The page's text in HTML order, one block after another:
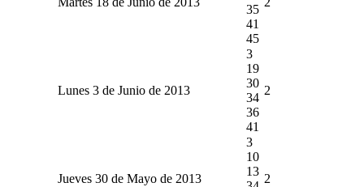
35
41
45
Lunes 3 de Junio de 2013
3
19
30
34
36
41
2
Jueves 30 de Mayo de 2013
3
10
13
2